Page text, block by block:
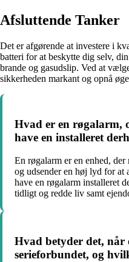
Afsluttende Tanker
Det er afgørende at investere i
batteri for at beskytte dig selv,
brande og gasudslip. Ved at
sikkerheden markant og opnå
Hvad er en røgalarm,
have en installeret
En røgalarm er en enhed,
og udsender en høj lyd for at
have en røgalarm installeret
tidligt og redde liv samt
Hvad betyder det, når
serieforbundet, og